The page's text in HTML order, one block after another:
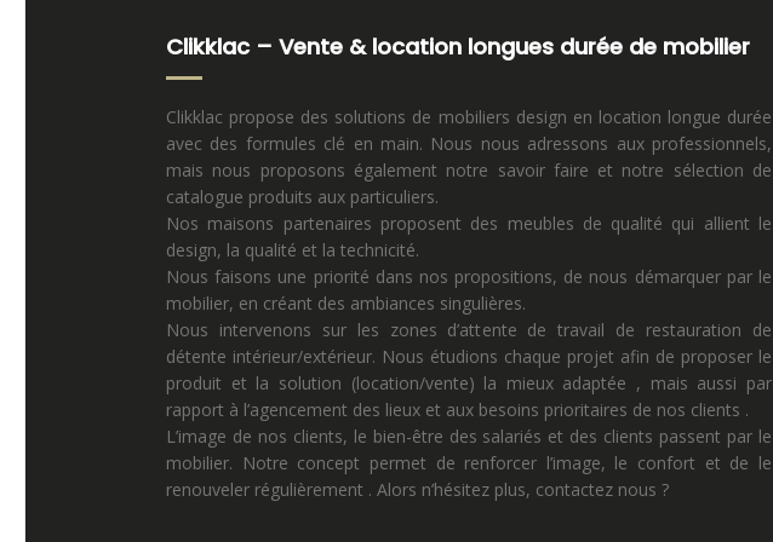
Clikklac – Vente & location longues durée de mobilier
Clikklac propose des solutions de mobiliers design en location longue durée
avec des formules clé en main. Nous nous adressons aux professionnels,
mais nous proposons également notre savoir faire et notre sélection de
catalogue produits aux particuliers.
Nos maisons partenaires proposent des meubles de qualité qui allient le
design, la qualité et la technicité.
Nous faisons une priorité dans nos propositions, de nous démarquer par le
mobilier, en créant des ambiances singulières.
Nous intervenons sur les zones d’attente de travail de restauration de
détente intérieur/extérieur. Nous étudions chaque projet afin de proposer le
produit et la solution (location/vente) la mieux adaptée , mais aussi par
rapport à l’agencement des lieux et aux besoins prioritaires de nos clients .
L’image de nos clients, le bien-être des salariés et des clients passent par le
mobilier. Notre concept permet de renforcer l’image, le confort et de le
renouveler régulièrement . Alors n’hésitez plus, contactez nous ?